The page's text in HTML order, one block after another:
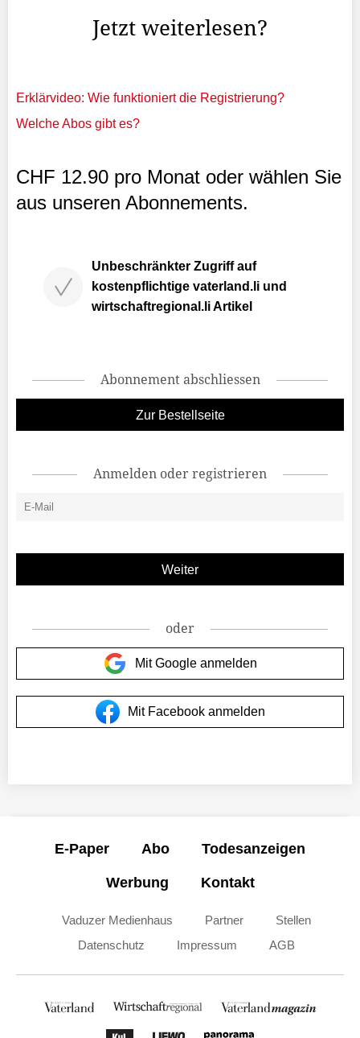
Jetzt weiterlesen?
Erklärvideo: Wie funktioniert die Registrierung?
Welche Abos gibt es?
CHF 12.90 pro Monat oder wählen Sie
aus unseren Abonnements.
Unbeschränkter Zugriff auf
kostenpflichtige vaterland.li und
wirtschaftregional.li Artikel
Abonnement abschliessen
Zur Bestellseite
Anmelden oder registrieren
oder
Mit Google anmelden
Mit Facebook anmelden
E-Paper Abo Todesanzeigen
Werbung Kontakt
Vaduzer Medienhaus Partner
Stellen
Datenschutz
Impressum AGB